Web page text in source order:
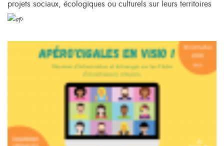
projets sociaux, écologiques ou culturels sur leurs territoires